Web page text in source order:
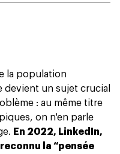
la population
devient un sujet crucial
: au même titre
, on n'en parle
En 2022, LinkedIn,
la “pensée